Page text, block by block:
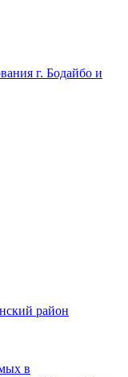
г. Бодайбо и
район
в